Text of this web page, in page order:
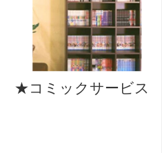
★コミックサービス